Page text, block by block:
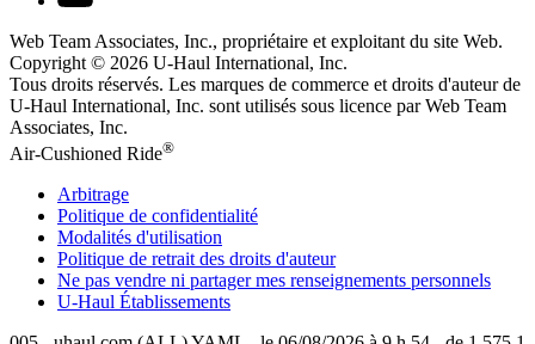
Web Team Associates, Inc., propriétaire et exploitant du site Web.
Copyright © 2026 U-Haul International, Inc.
Tous droits réservés. Les marques de commerce et droits d'auteur de
U-Haul International, Inc. sont utilisés sous licence par Web Team
Associates, Inc.
Air-Cushioned Ride®
Arbitrage
Politique de confidentialité
Modalités d'utilisation
Politique de retrait des droits d'auteur
Ne pas vendre ni partager mes renseignements personnels
U-Haul Établissements